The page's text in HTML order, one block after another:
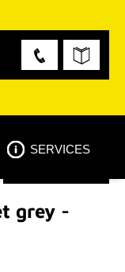
SERVICES
grey -